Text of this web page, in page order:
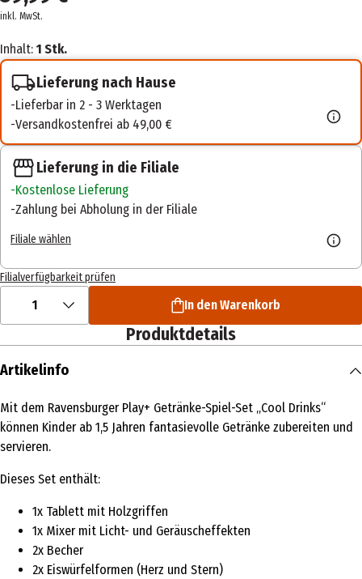
inkl. MwSt.
Inhalt: 1 Stk.
Lieferung nach Hause
Lieferbar in 2 - 3 Werktagen
Versandkostenfrei ab 49,00 €
Lieferung in die Filiale
Kostenlose Lieferung
Zahlung bei Abholung in der Filiale
Filiale wählen
Filialverfügbarkeit prüfen
1 In den Warenkorb
Produktdetails
Artikelinfo
Mit dem Ravensburger Play+ Getränke-Spiel-Set „Cool Drinks“
können Kinder ab 1,5 Jahren fantasievolle Getränke zubereiten und
servieren.
Dieses Set enthält:
1x Tablett mit Holzgriffen
1x Mixer mit Licht- und Geräuscheffekten
2x Becher
2x Eiswürfelformen (Herz und Stern)